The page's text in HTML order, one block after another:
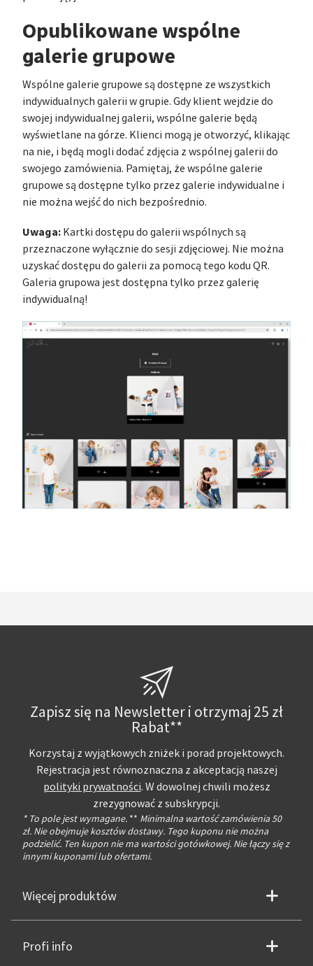
Opublikowane wspólne
galerie grupowe
Wspólne galerie grupowe są dostępne ze wszystkich
indywidualnych galerii w grupie. Gdy klient wejdzie do
swojej indywidualnej galerii, wspólne galerie będą
wyświetlane na górze. Klienci mogą je otworzyć, klikając
na nie, i będą mogli dodać zdjęcia z wspólnej galerii do
swojego zamówienia. Pamiętaj, że wspólne galerie
grupowe są dostępne tylko przez galerie indywidualne i
nie można wejść do nich bezpośrednio.
Uwaga: Kartki dostępu do galerii wspólnych są
przeznaczone wyłącznie do sesji zdjęciowej. Nie można
uzyskać dostępu do galerii za pomocą tego kodu QR.
Galeria grupowa jest dostępna tylko przez galerię
indywidualną!
Zapisz się na Newsletter i otrzymaj 25 zł
Rabat**
Korzystaj z wyjątkowych zniżek i porad projektowych.
Rejestracja jest równoznaczna z akceptacją naszej
polityki prywatności. W dowolnej chwili możesz
zrezygnować z subskrypcji.
* To pole jest wymagane. ** Minimalna wartość zamówienia 50
zł. Nie obejmuje kosztów dostawy. Tego kuponu nie można
podzielić. Ten kupon nie ma wartości gotówkowej. Nie łączy się z
innymi kuponami lub ofertami.
Więcej produktów
Profi info